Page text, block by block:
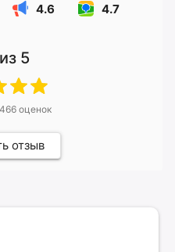
4.6 4.7
из 5
466оценок
отзыв